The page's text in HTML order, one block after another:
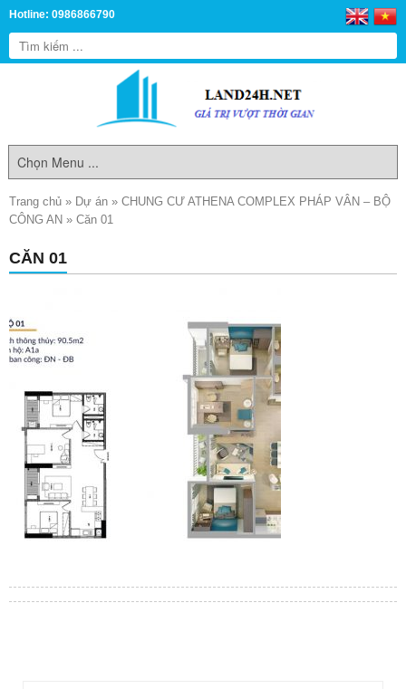
Hotline: 0986866790
Trang chủ » Dự án » CHUNG CƯ ATHENA COMPLEX PHÁP VÂN – BỘ
CÔNG AN » Căn 01
CĂN 01